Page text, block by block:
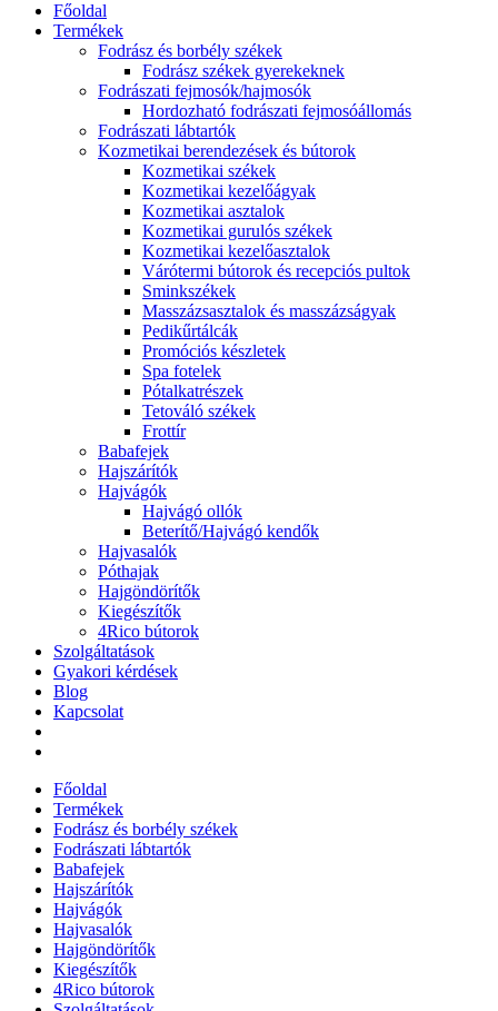
Főoldal
Termékek
Fodrász és borbély székek
Fodrász székek gyerekeknek
Fodrászati fejmosók/hajmosók
Hordozható fodrászati fejmosóállomás
Fodrászati lábtartók
Kozmetikai berendezések és bútorok
Kozmetikai székek
Kozmetikai kezelőágyak
Kozmetikai asztalok
Kozmetikai gurulós székek
Kozmetikai kezelőasztalok
Várótermi bútorok és recepciós pultok
Sminkszékek
Masszázsasztalok és masszázságyak
Pedikűrtálcák
Promóciós készletek
Spa fotelek
Pótalkatrészek
Tetováló székek
Frottír
Babafejek
Hajszárítók
Hajvágók
Hajvágó ollók
Beterítő/Hajvágó kendők
Hajvasalók
Póthajak
Hajgöndörítők
Kiegészítők
4Rico bútorok
Szolgáltatások
Gyakori kérdések
Blog
Kapcsolat
Főoldal
Termékek
Fodrász és borbély székek
Fodrászati lábtartók
Babafejek
Hajszárítók
Hajvágók
Hajvasalók
Hajgöndörítők
Kiegészítők
4Rico bútorok